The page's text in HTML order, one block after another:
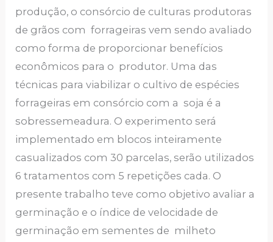
produção, o consórcio de culturas produtoras
de grãos com forrageiras vem sendo avaliado
como forma de proporcionar benefícios
econômicos para o produtor. Uma das
técnicas para viabilizar o cultivo de espécies
forrageiras em consórcio com a soja é a
sobressemeadura. O experimento será
implementado em blocos inteiramente
casualizados com 30 parcelas, serão utilizados
6 tratamentos com 5 repetições cada. O
presente trabalho teve como objetivo avaliar a
germinação e o índice de velocidade de
germinação em sementes de milheto